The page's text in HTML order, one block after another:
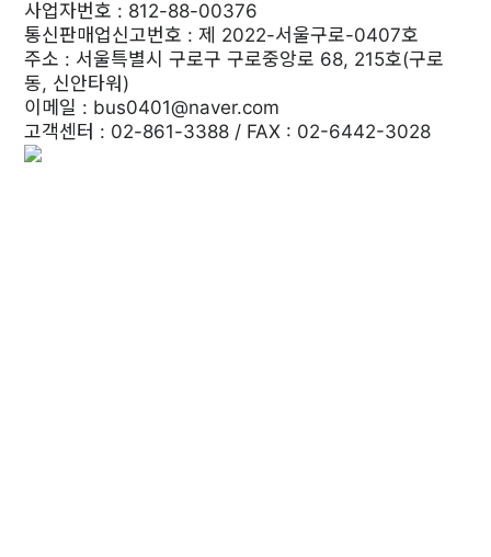
사업자번호 : 812-88-00376
통신판매업신고번호 : 제 2022-서울구로-0407호
주소 : 서울특별시 구로구 구로중앙로 68, 215호(구로
동, 신안타워)
이메일 : bus0401@naver.com
고객센터 : 02-861-3388 / FAX : 02-6442-3028